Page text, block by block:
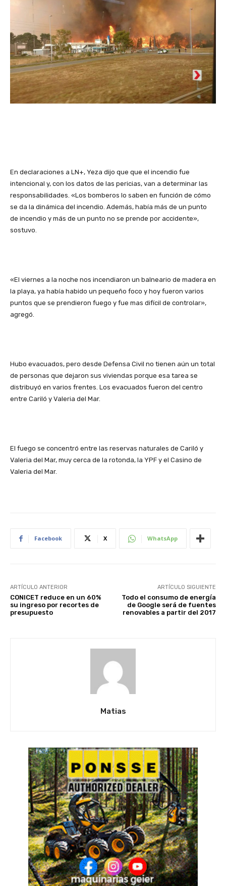
En declaraciones a LN+, Yeza dijo que que el incendio fue
intencional y, con los datos de las pericias, van a determinar las
responsabilidades. «Los bomberos lo saben en función de cómo
se da la dinámica del incendio. Además, había más de un punto
de incendio y más de un punto no se prende por accidente»,
sostuvo.
«El viernes a la noche nos incendiaron un balneario de madera en
la playa, ya había habido un pequeño foco y hoy fueron varios
puntos que se prendieron fuego y fue mas difícil de controlar»,
agregó.
Hubo evacuados, pero desde Defensa Civil no tienen aún un total
de personas que dejaron sus viviendas porque esa tarea se
distribuyó en varios frentes. Los evacuados fueron del centro
entre Cariló y Valeria del Mar.
El fuego se concentró entre las reservas naturales de Cariló y
Valeria del Mar, muy cerca de la rotonda, la YPF y el Casino de
Valeria del Mar.
Facebook X WhatsApp
ARTÍCULO ANTERIOR
CONICET reduce en un 60%
su ingreso por recortes de
presupuesto
ARTÍCULO SIGUIENTE
Todo el consumo de energía
de Google será de fuentes
renovables a partir del 2017
Matias